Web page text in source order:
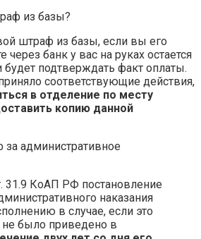
из базы?
штраф из базы, если вы его
через банк у вас на руках остается
будет подтверждать факт оплаты.
соответствующие действия,
в отделение по месту
копию данной
за административное
31.9 КоАП РФ постановление
наказания
в случае, если это
не было приведено в